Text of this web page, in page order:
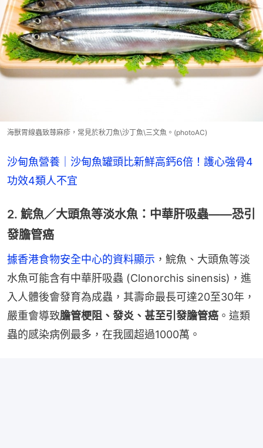
海獸胃線蟲致蕁麻疹，常見於秋刀魚\沙丁魚\三文魚。(photoAC)
沙甸魚營養｜沙甸魚罐頭比新鮮高鈣6倍！護心強骨4
功效4類人不宜
2. 鯇魚／大頭魚等淡水魚：中華肝吸蟲——恐引
發膽管癌
據香港食物安全中心的資料顯示 ，鯇魚、大頭魚等淡
水魚可能含有中華肝吸蟲 (Clonorchis sinensis)，進
入人體後會發育為成蟲，其壽命最長可達20至30年，
嚴重會導致膽管梗阻、發炎、甚至引發膽管癌 。這類
蟲的感染病例最多，在我國超過1000萬。